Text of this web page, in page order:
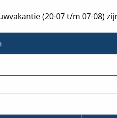
(20-07 t/m 07-08)